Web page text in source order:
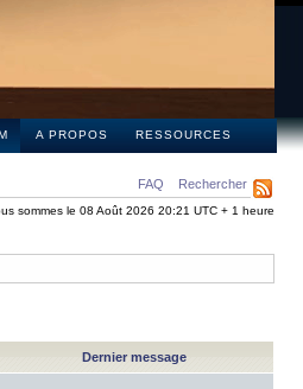
A PROPOS RESSOURCES
FAQ Rechercher
sommes le 08 Août 2026 20:21 UTC + 1 heure
Dernier message